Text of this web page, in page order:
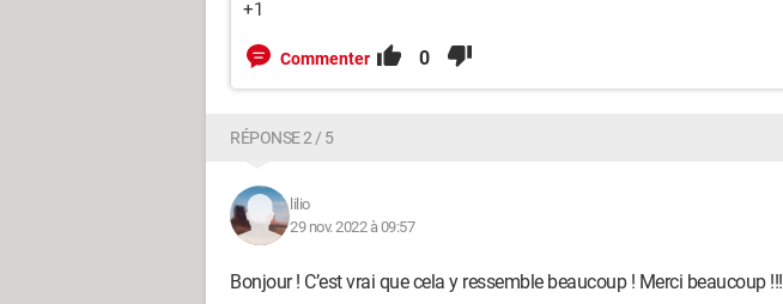
+1
Commenter 0
RÉPONSE 2 / 5
lilio
29 nov. 2022 à 09:57
Bonjour ! C’est vrai que cela y ressemble beaucoup ! Merci beaucoup !!!